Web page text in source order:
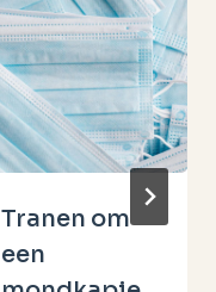
Tranen om
een